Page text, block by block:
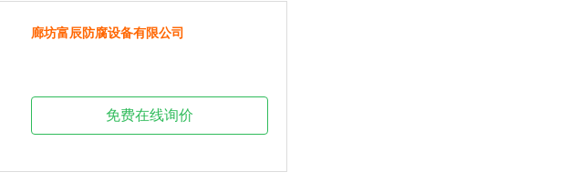
廊坊富辰防腐设备有限公司
免费在线询价